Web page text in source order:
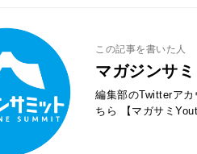
この記事を書いた人
マガジンサ
編集部のTwitterアカ
ちら
【マガサミ